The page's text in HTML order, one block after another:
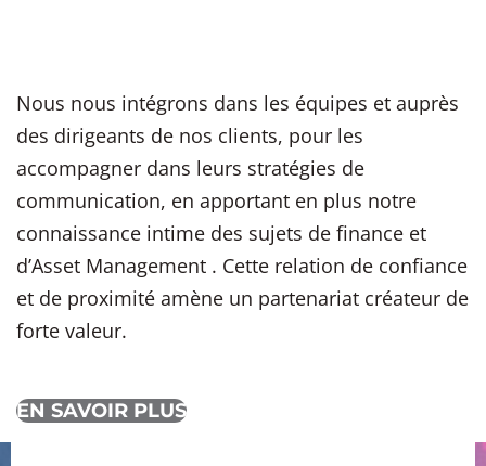
Nous nous intégrons dans les équipes et auprès
des dirigeants de nos clients, pour les
accompagner dans leurs stratégies de
communication, en apportant en plus notre
connaissance intime des sujets de finance et
d’Asset Management . Cette relation de confiance
et de proximité amène un partenariat créateur de
forte valeur.
EN SAVOIR PLUS